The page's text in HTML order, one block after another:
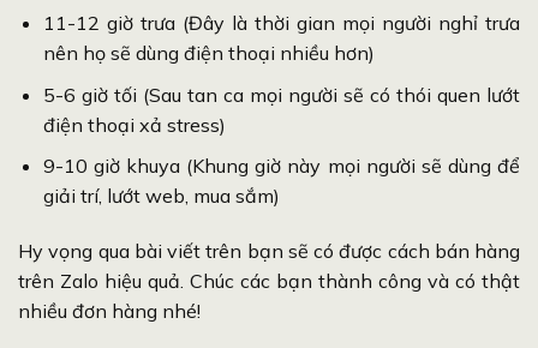
11-12 giờ trưa (Đây là thời gian mọi người nghỉ trưa
nên họ sẽ dùng điện thoại nhiều hơn)
5-6 giờ tối (Sau tan ca mọi người sẽ có thói quen lướt
điện thoại xả stress)
9-10 giờ khuya (Khung giờ này mọi người sẽ dùng để
giải trí, lướt web, mua sắm)
Hy vọng qua bài viết trên bạn sẽ có được cách bán hàng
trên Zalo hiệu quả. Chúc các bạn thành công và có thật
nhiều đơn hàng nhé!